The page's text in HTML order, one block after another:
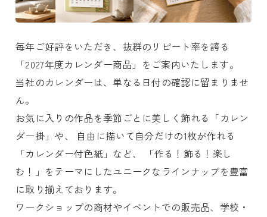
毎年ご好評をいただき、抜群のリピート率を誇る
「2027年度カレンダー商品」をご案内いたします。
当社のカレンダーは、単なる日付の確認に留まりませ
ん。
お気に入りの作品を季節ごとに美しく飾れる「カレン
ダー掛」や、 自由に描いて自分だけの1枚が作れる
「カレンダー付色紙」など、 「作る！飾る！楽し
む！」をテーマにしたユニークなラインナップを豊富
に取り揃えております。
ワークショップの商材やイベントでの販売品、学校・